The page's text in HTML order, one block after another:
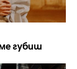
губиш